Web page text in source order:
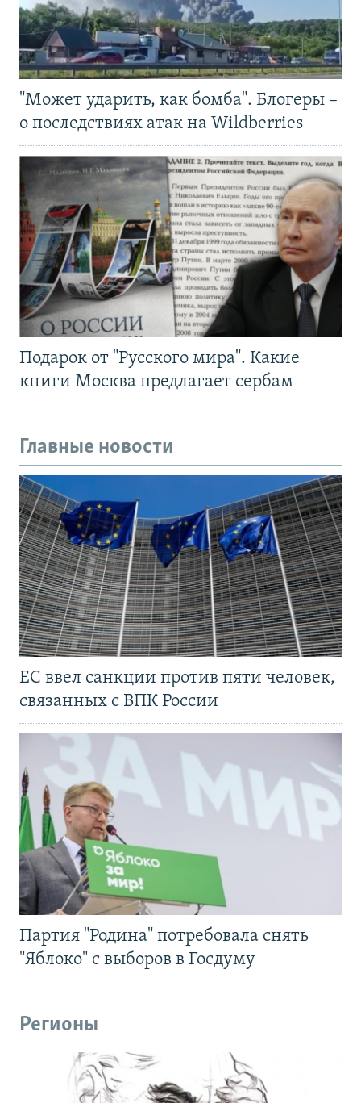
"Может ударить, как бомба". Блогеры –
о последствиях атак на Wildberries
Подарок от "Русского мира". Какие
книги Москва предлагает сербам
Главные новости
ЕС ввел санкции против пяти человек,
связанных с ВПК России
Партия "Родина" потребовала снять
"Яблоко" с выборов в Госдуму
Регионы